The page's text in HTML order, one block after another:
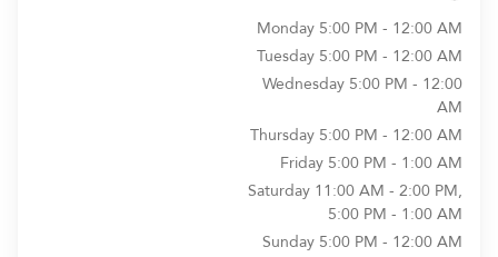
Monday5:00 PM - 12:00 AM
Tuesday5:00 PM - 12:00 AM
Wednesday5:00 PM - 12:00
AM
Thursday5:00 PM - 12:00 AM
Friday5:00 PM - 1:00 AM
Saturday11:00 AM - 2:00 PM,
5:00 PM - 1:00 AM
Sunday5:00 PM - 12:00 AM